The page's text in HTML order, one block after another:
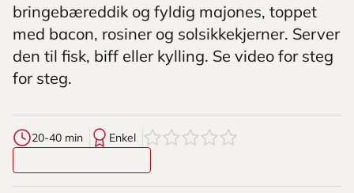
bringebæreddik og fyldig majones, toppet
med bacon, rosiner og solsikkekjerner. Server
den til fisk, biff eller kylling. Se video for steg
for steg.
20-40 min Enkel 0av5stjerner